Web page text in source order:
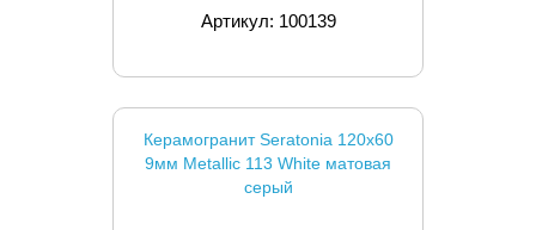
Артикул: 100139
Керамогранит Seratonia 120x60
9мм Metallic 113 White матовая
серый